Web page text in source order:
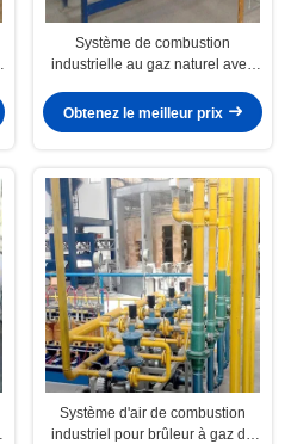
Système de combustion
industrielle au gaz naturel avec
chauffage de l'industrie du verre
Obtenez le meilleur prix
Système d'air de combustion
industriel pour brûleur à gaz de